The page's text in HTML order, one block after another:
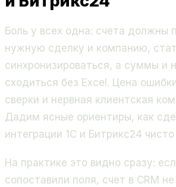
Боль у всех одна: счета должны
нужную сделку и компанию,
синхронизироваться, а суммы и
сходиться без Excel. Цена
сверки и нервная клиентская
Дадим ясные ориентиры, как
интеграции 1С и Битрикс24
На практике это видно сразу:
сопоставили поля, счет в CRM